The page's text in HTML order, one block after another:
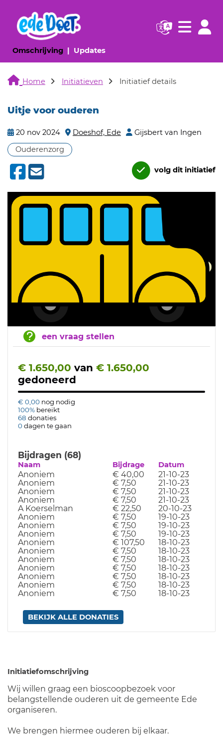
Omschrijving(huidige pagina)
Updates(huidige pagina)
Navigatie
Home Initiatieven Initiatief details
Uitje voor ouderen
20 nov 2024 Doeshof, Ede
Gijsbert van Ingen
Ouderenzorg
volg dit initiatief
een vraag stellen
€ 1.650,00 van € 1.650,00
gedoneerd
€ 0,00 nog nodig
100% bereikt
68 donaties
0dagen te gaan
Bijdragen (68)
Naam Bijdrage Datum
Anoniem € 40,00
21-10-23
Anoniem
€ 7,50
21-10-23
Anoniem
€ 7,50
21-10-23
Anoniem
€ 7,50
21-10-23
A Koerselman
€ 22,50
20-10-23
Anoniem
€ 7,50
19-10-23
Anoniem
€ 7,50
19-10-23
Anoniem
€ 7,50
19-10-23
Anoniem
€ 107,50
18-10-23
Anoniem
€ 7,50
18-10-23
Anoniem
€ 7,50
18-10-23
Anoniem
€ 7,50
18-10-23
Anoniem
€ 7,50
18-10-23
Anoniem
€ 7,50
18-10-23
Anoniem
€ 7,50 18-10-23
BEKIJK ALLE DONATIES
Initiatiefomschrijving
Wij willen graag een bioscoopbezoek voor
belangstellende ouderen uit de gemeente Ede
organiseren.
We brengen hiermee ouderen bij elkaar.